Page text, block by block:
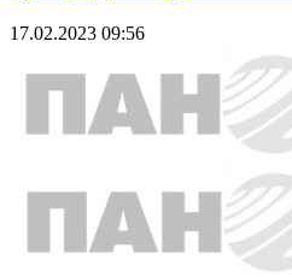
17.02.2023 09:56